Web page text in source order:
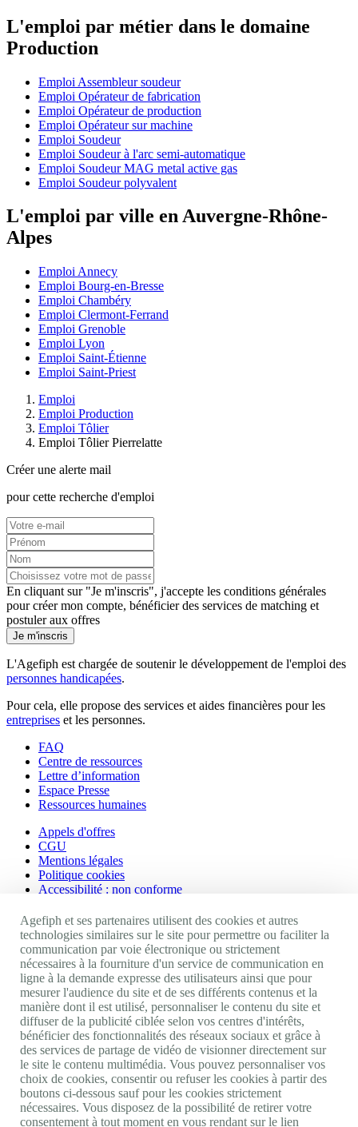
L'emploi par métier dans le domaine
Production
Emploi Assembleur soudeur
Emploi Opérateur de fabrication
Emploi Opérateur de production
Emploi Opérateur sur machine
Emploi Soudeur
Emploi Soudeur à l'arc semi-automatique
Emploi Soudeur MAG metal active gas
Emploi Soudeur polyvalent
L'emploi par ville en Auvergne-Rhône-
Alpes
Emploi Annecy
Emploi Bourg-en-Bresse
Emploi Chambéry
Emploi Clermont-Ferrand
Emploi Grenoble
Emploi Lyon
Emploi Saint-Étienne
Emploi Saint-Priest
Emploi
Emploi Production
Emploi Tôlier
Emploi Tôlier Pierrelatte
Créer une alerte mail
pour cette recherche d'emploi
En cliquant sur "Je m'inscris", j'accepte les conditions générales
pour créer mon compte, bénéficier des services de matching et
postuler aux offres
Je m'inscris
L'Agefiph est chargée de soutenir le développement de l'emploi des
personnes handicapées.
Pour cela, elle propose des services et aides financières pour les
entreprises et les personnes.
FAQ
Centre de ressources
Lettre d’information
Espace Presse
Ressources humaines
Appels d'offres
CGU
Mentions légales
Politique cookies
Accessibilité : non conforme
Nos autres sites
Site portail Agefiph
Activateur de progrès
Handinnov
Innovation et recherche
Université du RRH
Service AppuiPro
Nous suivre
Youtube
Linkedin
Agefiph et ses partenaires utilisent des cookies et autres
technologies similaires sur le site pour permettre ou faciliter la
communication par voie électronique ou strictement
nécessaires à la fourniture d'un service de communication en
ligne à la demande expresse des utilisateurs ainsi que pour
mesurer l'audience du site et de ses différents contenus et la
manière dont il est utilisé, personnaliser le contenu du site et
diffuser de la publicité ciblée selon vos centres d'intérêts,
bénéficier des fonctionnalités des réseaux sociaux et grâce à
des services de partage de vidéo de visionner directement sur
le site le contenu multimédia. Vous pouvez personnaliser vos
choix de cookies, consentir ou refuser les cookies à partir des
boutons ci-dessous sauf pour les cookies strictement
nécessaires. Vous disposez de la possibilité de retirer votre
consentement à tout moment en vous rendant sur le lien